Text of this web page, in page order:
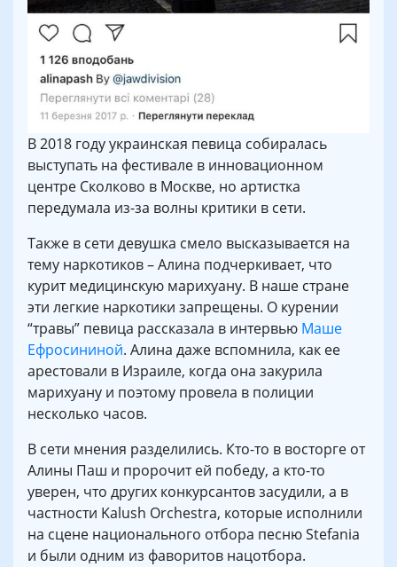
В 2018 году украинская певица собиралась
выступать на фестивале в инновационном
центре Сколково в Москве, но артистка
передумала из-за волны критики в сети.
Также в сети девушка смело высказывается на
тему наркотиков – Алина подчеркивает, что
курит медицинскую марихуану. В наше стране
эти легкие наркотики запрещены. О курении
“травы” певица рассказала в интервью Маше
Ефросининой. Алина даже вспомнила, как ее
арестовали в Израиле, когда она закурила
марихуану и поэтому провела в полиции
несколько часов.
В сети мнения разделились. Кто-то в восторге от
Алины Паш и пророчит ей победу, а кто-то
уверен, что других конкурсантов засудили, а в
частности Kalush Orchestra, которые исполнили
на сцене национального отбора песню Stefania
и были одним из фаворитов нацотбора.